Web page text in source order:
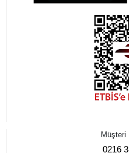
Müşteri
0216